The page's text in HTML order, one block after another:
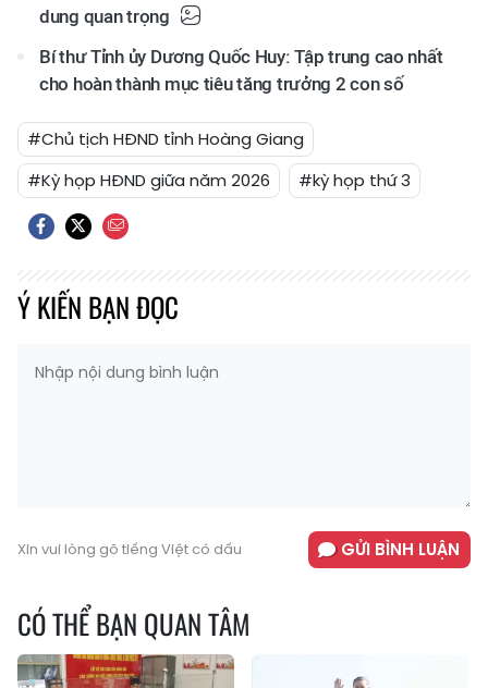
dung quan trọng
Bí thư Tỉnh ủy Dương Quốc Huy: Tập trung cao nhất
cho hoàn thành mục tiêu tăng trưởng 2 con số
#Chủ tịch HĐND tỉnh Hoàng Giang
#Kỳ họp HĐND giữa năm 2026
#kỳ họp thứ 3
Ý KIẾN BẠN ĐỌC
Xin vui lòng gõ tiếng Việt có dấu GỬI BÌNH LUẬN
CÓ THỂ BẠN QUAN TÂM